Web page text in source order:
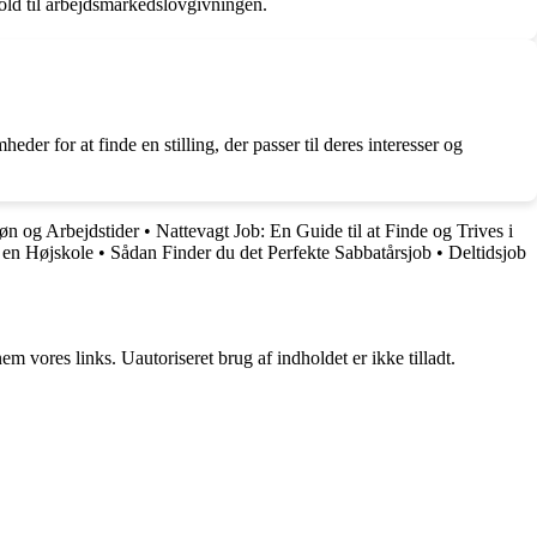
for at finde en stilling, der passer til deres interesser og
og Arbejdstider• Nattevagt Job: En Guide til at Finde og Trives i
Højskole • Sådan Finder du det Perfekte Sabbatårsjob • Deltidsjob
vores links. Uautoriseret brug af indholdet er ikke tilladt.